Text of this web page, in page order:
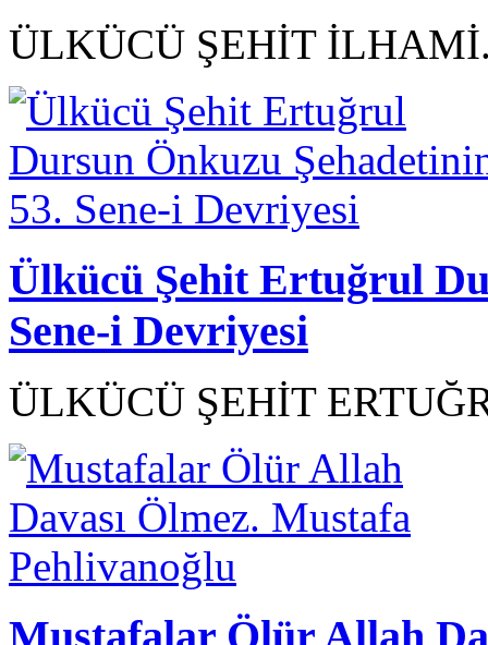
ÜLKÜCÜ ŞEHİT
Ülkücü Şehit Ertuğrul
Sene-i Devriyesi
ÜLKÜCÜ ŞEHİT